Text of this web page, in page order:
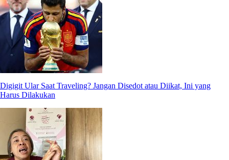
Digigit Ular Saat Traveling? Jangan Disedot atau Diikat, Ini yang
Harus Dilakukan